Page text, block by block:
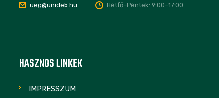
ueg@unideb.hu Hétfő–Péntek: 9:00–17:00
HASZNOS LINKEK
IMPRESSZUM